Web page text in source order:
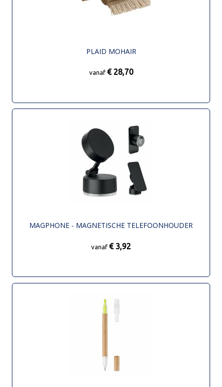
PLAID MOHAIR
vanaf € 28,70
MAGPHONE - MAGNETISCHE TELEFOONHOUDER
vanaf € 3,92